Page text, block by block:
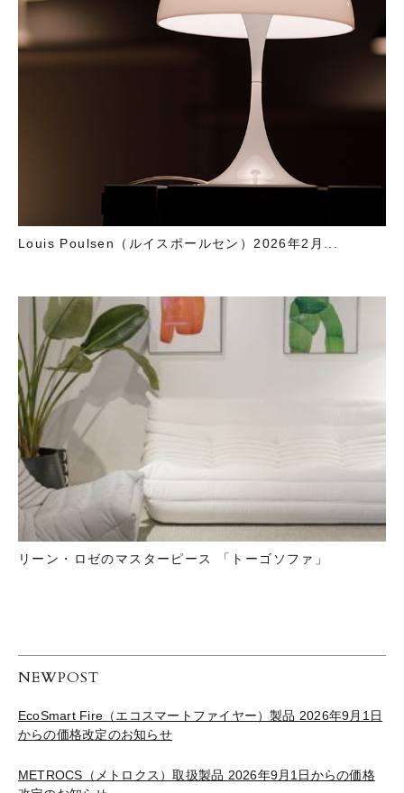
Louis Poulsen（ルイスポールセン）2026年2月...
リーン・ロゼのマスターピース 「トーゴソファ」
NEWPOST
EcoSmart Fire（エコスマートファイヤー）製品 2026年9月1日
からの価格改定のお知らせ
METROCS（メトロクス）取扱製品 2026年9月1日からの価格